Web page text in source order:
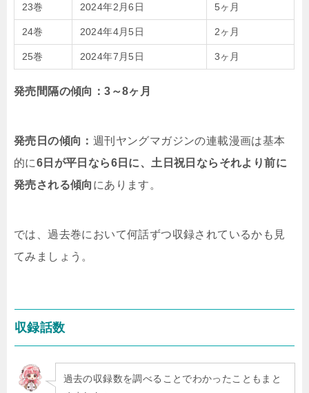
23巻 2024年2月6日 5ヶ月
24巻 2024年4月5日 2ヶ月
25巻 2024年7月5日 3ヶ月
発売間隔の傾向：3～8ヶ月
発売日の傾向： 週刊ヤングマガジンの連載漫画は基本
的に6日が平日なら6日に、土日祝日ならそれより前に
発売される傾向 にあります。
では、過去巻において何話ずつ収録されているかも見
てみましょう。
収録話数
過去の収録数を調べることでわかったこともまと